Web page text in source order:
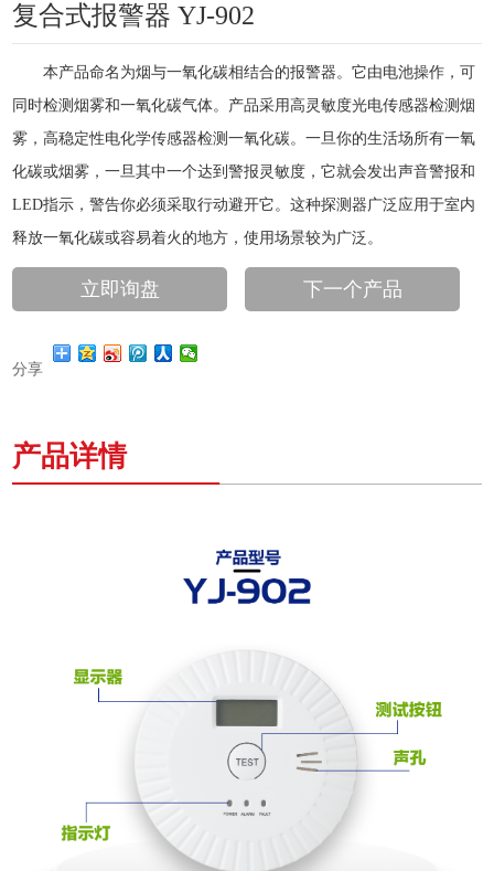
复合式报警器 YJ-902
本产品命名为烟与一氧化碳相结合的报警器。它由电池操作，可
同时检测烟雾和一氧化碳气体。产品采用高灵敏度光电传感器检测烟
雾，高稳定性电化学传感器检测一氧化碳。一旦你的生活场所有一氧
化碳或烟雾，一旦其中一个达到警报灵敏度，它就会发出声音警报和
LED指示，警告你必须采取行动避开它。这种探测器广泛应用于室内
释放一氧化碳或容易着火的地方，使用场景较为广泛。
立即询盘 下一个产品
分享
产品详情